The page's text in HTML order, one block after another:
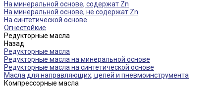
На минеральной основе, содержат Zn
На минеральной основе, не содержат Zn
На синтетической основе
Огнестойкие
Редукторные масла
Назад
Редукторные масла
Редукторные масла на минеральной основе
Редукторные масла на синтетической основе
Масла для направляющих, цепей и пневмоинструмента
Компрессорные масла